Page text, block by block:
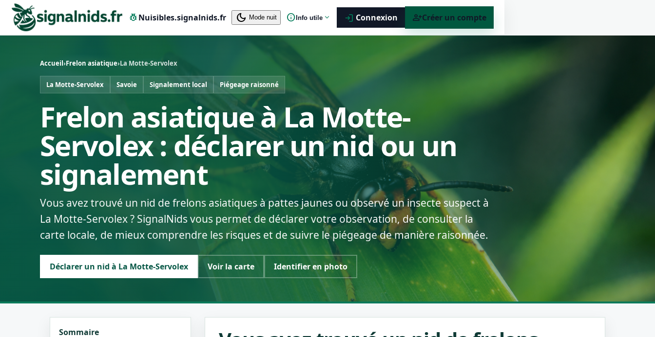
pest_controlNuisibles.signalnids.fr dark_mode Mode nuit infoInfo utile expand_more login Connexion person_addCréer un compte
Accueil›Frelon asiatique›La Motte-Servolex
La Motte-Servolex Savoie Signalement local Piégeage raisonné
Frelon asiatique à La Motte-
Servolex : déclarer un nid ou un
signalement
Vous avez trouvé un nid de frelons asiatiques à pattes jaunes ou observé un insecte suspect à
La Motte-Servolex ? SignalNids vous permet de déclarer votre observation, de consulter la
carte locale, de mieux comprendre les risques et de suivre le piégeage de manière raisonnée.
Déclarer un nid à La Motte-Servolex Voir la carte Identifier en photo
Sommaire